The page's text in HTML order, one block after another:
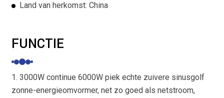
Land van herkomst: China
FUNCTIE
1. 3000W continue 6000W piek echte zuivere sinusgolf
zonne-energieomvormer, net zo goed als netstroom,